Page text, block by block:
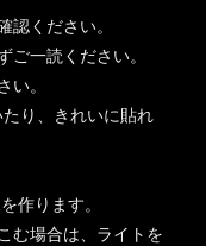
認ください。
ご一読ください。
い。
り、きれいに貼れ
作ります。
む場合は、ライトを